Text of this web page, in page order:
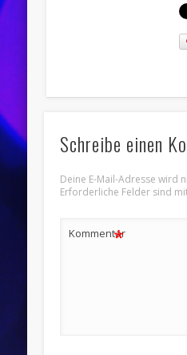
Schreibe einen
Deine E-Mail-Adresse wird
Erforderliche Felder sind
Kommentar
*